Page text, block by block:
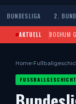
BUNDESLIGA 2.
AKTUELL BOCHUM
Home›
FUSSBALLGESCHICHTE